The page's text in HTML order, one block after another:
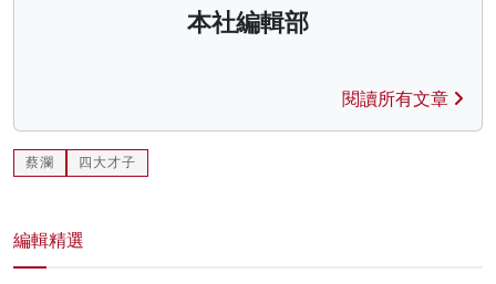
本社編輯部
閱讀所有文章
蔡瀾 四大才子
編輯精選